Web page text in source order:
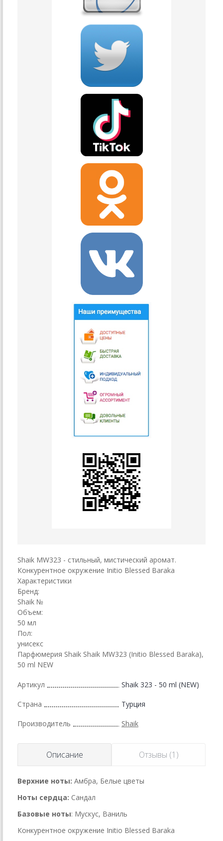
Shaik MW323 - стильный, мистический аромат.
Конкурентное окружение Initio Blessed Baraka
Характеристики
Бренд:
Shaik №
Объем:
50 мл
Пол:
унисекс
Парфюмерия Shaik Shaik MW323 (Initio Blessed Baraka),
50 ml NEW
Артикул Shaik 323 - 50 ml (NEW)
Страна Турция
Производитель Shaik
Описание Отзывы (1)
Верхние ноты: Амбра, Белые цветы
Ноты сердца: Сандал
Базовые ноты: Мускус, Ваниль
Конкурентное окружение Initio Blessed Baraka